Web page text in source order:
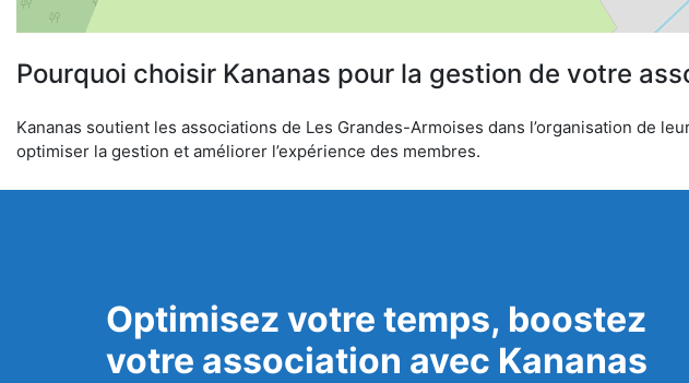
Pourquoi choisir Kananas pour la gestion de votre
Kananas soutient les associations de Les Grandes-Armoises dans l’organisation de
optimiser la gestion et améliorer l’expérience des membres.
Optimisez votre temps, boostez
votre association avec Kananas